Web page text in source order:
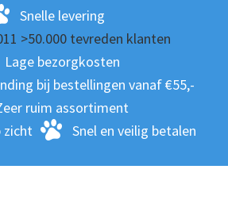
Snelle levering
>50.000 tevreden klanten
Lage bezorgkosten
bij bestellingen vanaf €55,-
ruim assortiment
zicht
Snel en veilig betalen